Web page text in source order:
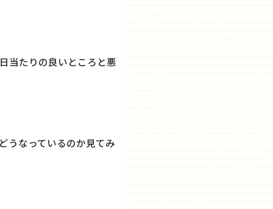
当たりの良いところと悪
うなっているのか見てみ